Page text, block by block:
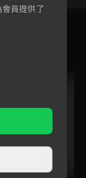
員提供了